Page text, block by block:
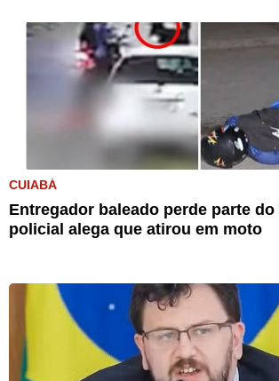
CUIABÁ
Entregador baleado perde parte
policial alega que atirou em moto